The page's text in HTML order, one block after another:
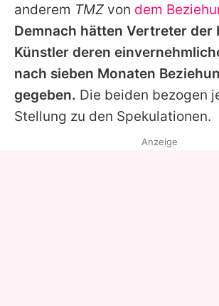
anderem TMZ von dem
Demnach hätten Vertreter der
Künstler deren
nach sieben Monaten
gegeben. Die beiden bezogen
Stellung zu den Spekulationen.
Anzeige